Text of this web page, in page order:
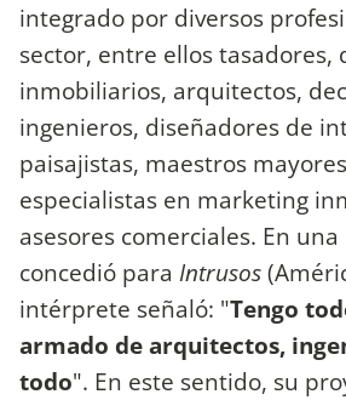
integrado por diversos
sector, entre ellos tasadores,
inmobiliarios, arquitectos,
ingenieros, diseñadores de
paisajistas, maestros
especialistas en marketing
asesores comerciales. En
concedió para Intrusos
intérprete señaló: "Tengo
armado de arquitectos,
todo". En este sentido, su